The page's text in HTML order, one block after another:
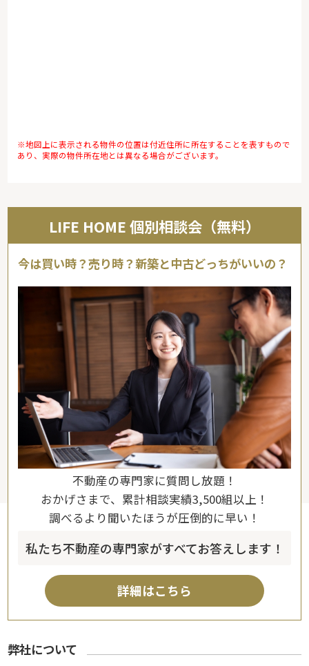
※地図上に表示される物件の位置は付近住所に所在することを表すもので
あり、実際の物件所在地とは異なる場合がございます。
LIFE HOME 個別相談会（無料）
今は買い時？売り時？新築と中古どっちがいいの？
不動産の専門家に質問し放題！
おかげさまで、累計相談実績3,500組以上！
調べるより聞いたほうが圧倒的に早い！
私たち不動産の専門家がすべてお答えします！
詳細はこちら
弊社について